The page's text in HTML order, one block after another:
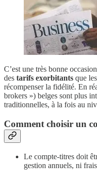
C’est une très bonne
des tarifs exorbitants que
récompenser la fidélité. En
brokers ») belges sont plus
traditionnelles, à la fois au
Comment choisir un
Le compte-titres doit
gestion annuels, ni